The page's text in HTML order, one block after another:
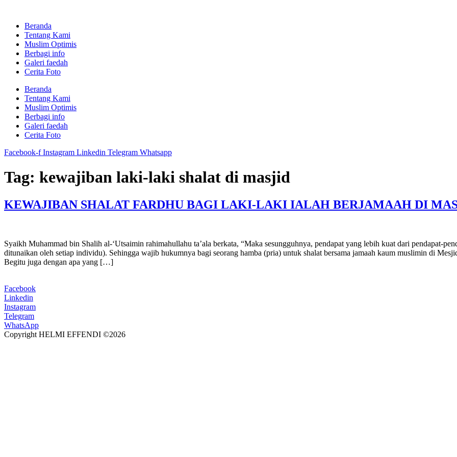
contentBeranda
Tentang Kami
Muslim Optimis
Berbagi info
Galeri faedah
Cerita Foto
Beranda
Tentang Kami
Muslim Optimis
Berbagi info
Galeri faedah
Cerita Foto
Facebook-f Instagram Linkedin Telegram Whatsapp
Tag: kewajiban laki-laki shalat di masjid
KEWAJIBAN SHALAT FARDHU BAGI LAKI-LAKI IALAH BERJAMAAH DI
Syaikh Muhammad bin Shalih al-‘Utsaimin rahimahullahu ta’ala berkata, “Maka sesungguhnya, pendapat yang lebih kuat dari pendapat-
ditunaikan oleh setiap individu). Sehingga wajib hukumnya bagi seorang hamba (pria) untuk shalat bersama jamaah kaum muslimin di
Begitu juga dengan apa yang […]
Facebook
Linkedin
Instagram
Telegram
WhatsApp
Copyright HELMI EFFENDI ©2026